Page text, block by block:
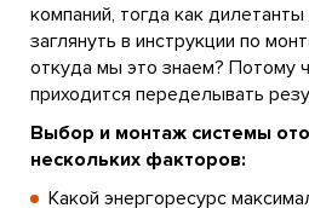
компаний, тогда как
заглянуть в инструкции по
откуда мы это знаем? Потому
приходится переделывать
Выбор и монтаж системы
нескольких факторов:
Какой энергоресурс